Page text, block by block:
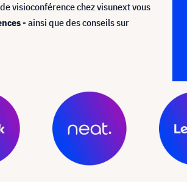
visioconférence chez visunext vous
- ainsi que des conseils sur